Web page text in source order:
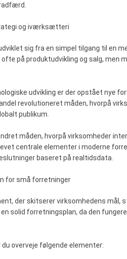
og iværksætteri
sig fra en simpel tilgang til en
på produktudvikling og salg, men
udvikling er der opstået nye
revolutioneret måden, hvorpå
publikum.
måden, hvorpå virksomheder
centrale elementer i moderne
baseret på realtidsdata.
for små forretninger
der skitserer virksomhedens mål,
solid forretningsplan, da den
overveje følgende elementer: